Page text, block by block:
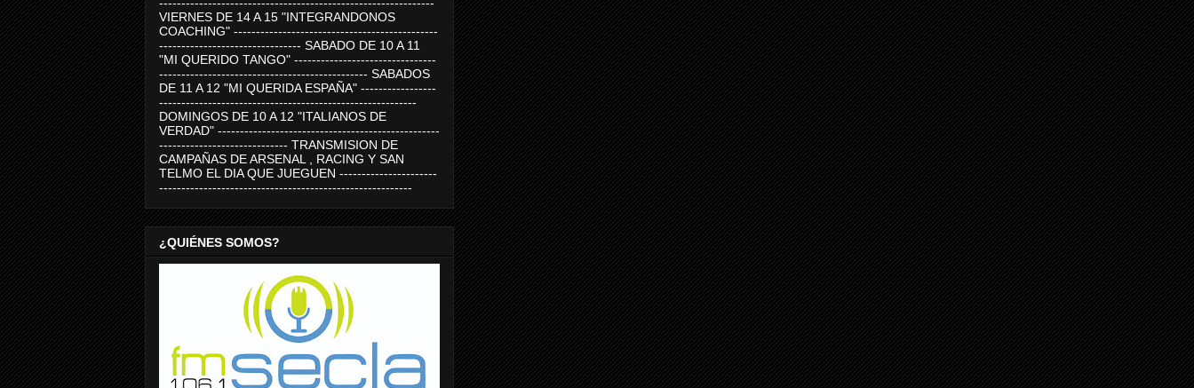
--------------------------------------------------------------
VIERNES DE 14 A 15 "INTEGRANDONOS
COACHING" ----------------------------------------------
-------------------------------- SABADO DE 10 A 11
"MI QUERIDO TANGO" --------------------------------
----------------------------------------------- SABADOS
DE 11 A 12 "MI QUERIDA ESPAÑA" -----------------
----------------------------------------------------------
DOMINGOS DE 10 A 12 "ITALIANOS DE
VERDAD" --------------------------------------------------
----------------------------- TRANSMISION DE
CAMPAÑAS DE ARSENAL , RACING Y SAN
TELMO EL DIA QUE JUEGUEN ----------------------
---------------------------------------------------------
¿QUIÉNES SOMOS?